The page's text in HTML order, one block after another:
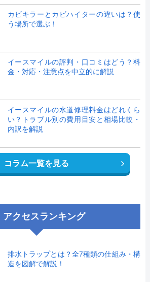
カビキラーとカビハイターの違いは？使
う場所で選ぶ！
イースマイルの評判・口コミはどう？料
金・対応・注意点を中立的に解説
イースマイルの水道修理料金はどれくら
い？トラブル別の費用目安と相場比較・
内訳を解説
コラム一覧を見る
アクセスランキング
排水トラップとは？全7種類の仕組み・構
造を図解で解説！